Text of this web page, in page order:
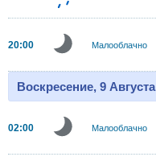
20:00 Малооблачно
Воскресение, 9 Августа
02:00 Малооблачно